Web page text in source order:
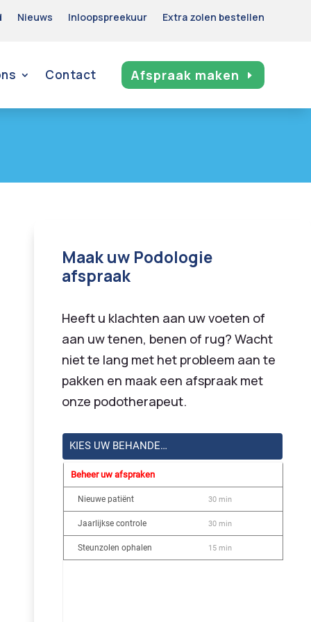
Nieuws Inloopspreekuur Extra zolen bestellen
Contact Afspraak maken
Maak uw Podologie
afspraak
Heeft u klachten aan uw voeten of
aan uw tenen, benen of rug? Wacht
niet te lang met het probleem aan te
pakken en maak een afspraak met
onze podotherapeut.